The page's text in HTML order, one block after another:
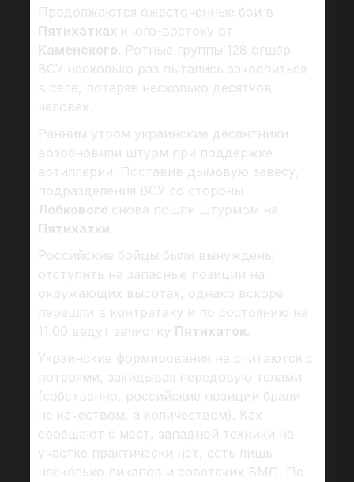
Продолжаются ожесточенные бои в
Пятихатках к юго-востоку от
Каменского. Ротные группы 128 огшбр
ВСУ несколько раз пытались закрепиться
в селе, потеряв несколько десятков
человек.
Ранним утром украинские десантники
возобновили штурм при поддержке
артиллерии. Поставив дымовую завесу,
подразделения ВСУ со стороны
Лобкового снова пошли штурмом на
Пятихатки.
Российские бойцы были вынуждены
отступить на запасные позиции на
окружающих высотах, однако вскоре
перешли в контратаку и по состоянию на
11.00 ведут зачистку Пятихаток.
Украинские формирования не считаются с
потерями, закидывая передовую телами
(собственно, российские позиции брали
не качеством, а количеством). Как
сообщают с мест, западной техники на
участке практически нет, есть лишь
несколько пикапов и советских БМП. По